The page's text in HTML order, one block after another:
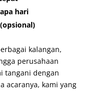
hari
kalangan,
perusahaan
tangani dengan
acaranya, kami yang